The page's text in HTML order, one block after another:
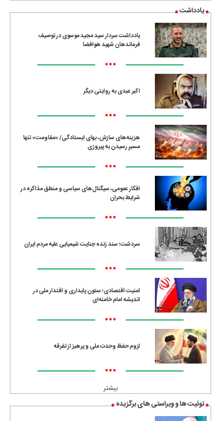
یادداشت
یادداشت سردار سید مجید موسوی در توصیف
فرماندهان شهید هوافضا
•••
اکبر عبدی به روایتی دیگر
•••
هزینه‌های سازش، بهای ایستادگی/ «مقاومت» تنها
مسیرِ رسیدن به پیروزی
•••
افکار عمومی، سیگنال‌های سیاسی و منطق مذاکره در
شرایط بحران
•••
سردشت؛ سند زنده جنایت شیمیایی علیه مردم ایران
•••
امنیت اقتصادی؛ ستون پایداری و اقتدار ملی در
اندیشه امام خامنه‌ای
•••
لزوم حفظ وحدت ملی و پرهیز از تفرقه
•••
بیشتر
توئیت ها و ویراستی های برگزیده